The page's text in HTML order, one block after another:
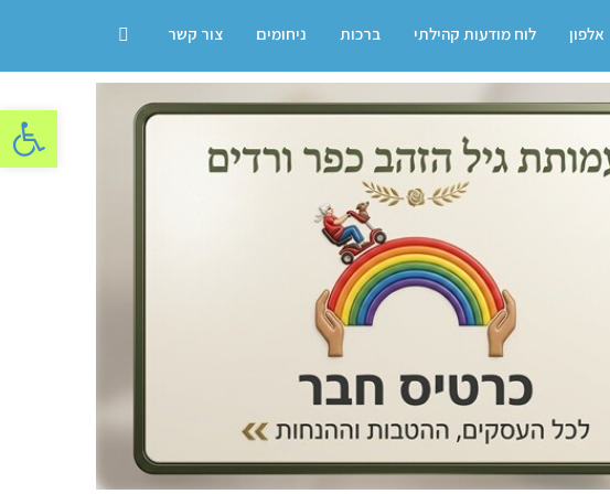
פתח
אלפון לוח מודעות קהילתי ברכות ניחומים צור קשר